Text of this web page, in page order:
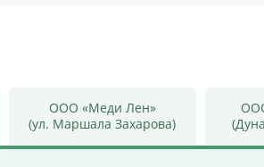
ООО «Меди Лен»
(ул. Маршала Захарова)